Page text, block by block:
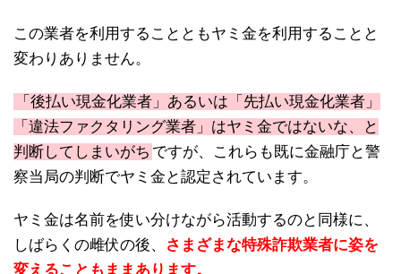
この業者を利用することともヤミ金を利用することと
変わりありません。
「後払い現金化業者」あるいは「先払い現金化業者」
「違法ファクタリング業者」はヤミ金ではないな、と
判断してしまいがち ですが、これらも既に金融庁と警
察当局の判断でヤミ金と認定されています。
ヤミ金は名前を使い分けながら活動するのと同様に、
しばらくの雌伏の後、
さまざまな特殊詐欺業者に姿を
変えることもままあります。